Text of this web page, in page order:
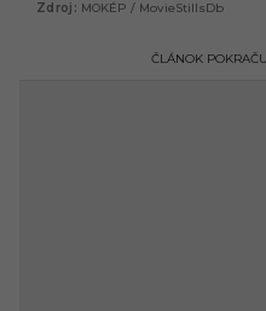
MOKÉP / MovieStillsDb
ČLÁNOK